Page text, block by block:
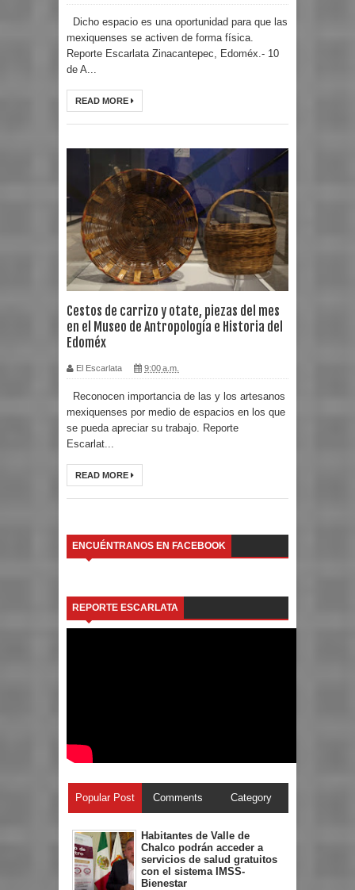
Dicho espacio es una oportunidad para que las
mexiquenses se activen de forma física.
Reporte Escarlata Zinacantepec, Edoméx.- 10
de A...
READ MORE
Cestos de carrizo y otate, piezas del mes
en el Museo de Antropología e Historia del
Edoméx
El Escarlata 9:00 a.m.
Reconocen importancia de las y los artesanos
mexiquenses por medio de espacios en los que
se pueda apreciar su trabajo. Reporte
Escarlat...
READ MORE
ENCUÉNTRANOS EN FACEBOOK
REPORTE ESCARLATA
Popular Post Comments Category
Habitantes de Valle de
Chalco podrán acceder a
servicios de salud gratuitos
con el sistema IMSS-
Bienestar